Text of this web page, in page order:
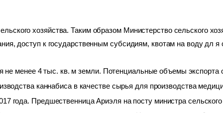
хозяйства. Таким образом Министерство сельского
доступ к государственным субсидиям, квотам на воду дл
не менее 4 тыс. кв. м земли. Потенциальные объемы
каннабиса в качестве сырья для производства
года. Предшественница Ариэля на посту министра